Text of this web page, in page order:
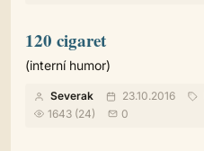
120 cigaret
(interní humor)
Severak 23.10.2016
1643 (24)
0